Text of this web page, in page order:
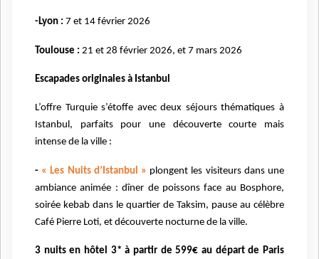
-Lyon : 7 et 14 février 2026
Toulouse : 21 et 28 février 2026, et 7 mars 2026
Escapades originales à Istanbul
L’offre Turquie s’étoffe avec deux séjours thématiques à
Istanbul, parfaits pour une découverte courte mais
intense de la ville :
- « Les Nuits d’Istanbul » plongent les visiteurs dans une
ambiance animée : dîner de poissons face au Bosphore,
soirée kebab dans le quartier de Taksim, pause au célèbre
Café Pierre Loti, et découverte nocturne de la ville.
3 nuits en hôtel 3* à partir de 599€ au départ de Paris